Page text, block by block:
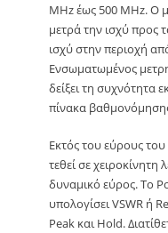
MHz έως 500 MHz. Ο
μετρά την ισχύ προς
ισχύ στην περιοχή
Ενσωματωμένος
δείξει τη συχνότητα
πίνακα
Εκτός του εύρους
τεθεί σε χειροκίνητη
δυναμικό εύρος. Το
υπολογίσει VSWR ή
Peak και Hold.